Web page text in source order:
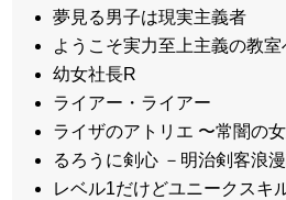
夢見る男子は現実主義者
ようこそ実力至上主義の教室
幼女社長R
ライアー・ライアー
ライザのアトリエ 〜常闇の
るろうに剣心 －明治剣客浪
レベル1だけどユニークスキ